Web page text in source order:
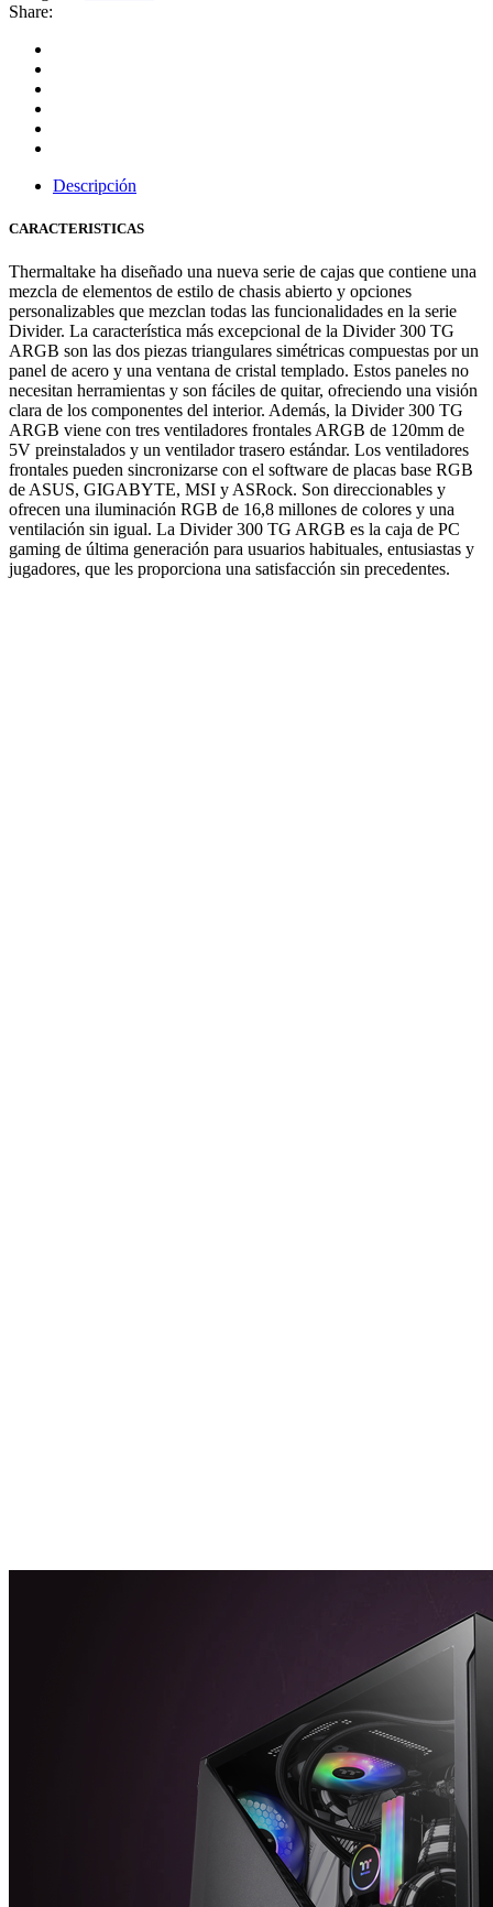
Share:
Descripción
CARACTERISTICAS
Thermaltake ha diseñado una nueva serie de cajas que contiene una
mezcla de elementos de estilo de chasis abierto y opciones
personalizables que mezclan todas las funcionalidades en la serie
Divider. La característica más excepcional de la Divider 300 TG
ARGB son las dos piezas triangulares simétricas compuestas por un
panel de acero y una ventana de cristal templado. Estos paneles no
necesitan herramientas y son fáciles de quitar, ofreciendo una visión
clara de los componentes del interior. Además, la Divider 300 TG
ARGB viene con tres ventiladores frontales ARGB de 120mm de
5V preinstalados y un ventilador trasero estándar. Los ventiladores
frontales pueden sincronizarse con el software de placas base RGB
de ASUS, GIGABYTE, MSI y ASRock. Son direccionables y
ofrecen una iluminación RGB de 16,8 millones de colores y una
ventilación sin igual. La Divider 300 TG ARGB es la caja de PC
gaming de última generación para usuarios habituales, entusiastas y
jugadores, que les proporciona una satisfacción sin precedentes.